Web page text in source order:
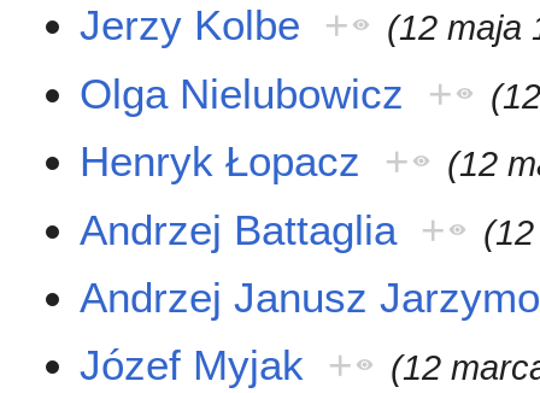
Jerzy Kolbe + (12 maja
Olga Nielubowicz +
Henryk Łopacz + (12
Andrzej Battaglia +
Andrzej Janusz
Józef Myjak + (12